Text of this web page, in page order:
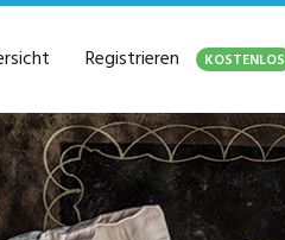
Registrieren KOSTENLOS